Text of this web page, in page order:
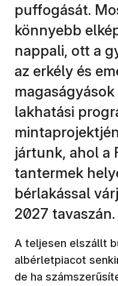
puffogását.
könnyebb
nappali, ott a
az erkély és
lakhatási
jártunk, ahol a
tantermek
bérlakással
2027 tavaszán.
A teljesen elszállt
albérletpiacot
de ha